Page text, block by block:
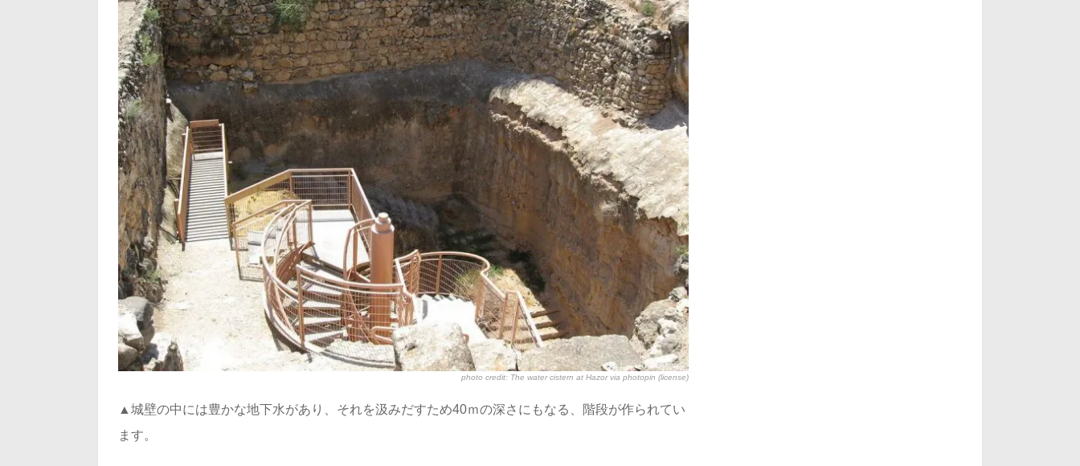
photo credit: The water cistern at Hazorvia photopin (license)
▲城壁の中には豊かな地下水があり、それを汲みだすため40ｍの深さにもなる、階段が作られてい
ます。